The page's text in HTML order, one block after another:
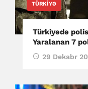
TÜRKIYƏ
Türkiyədə
Yaralanan 7
29 Dekabr